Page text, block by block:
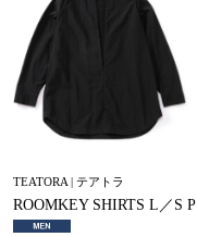
TEATORA | テアトラ
ROOMKEY SHIRTS L／S P